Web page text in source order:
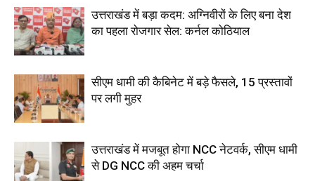
उत्तराखंड में बड़ा कदम: अग्निवीरों के लिए बना देश
का पहला रोजगार सेल: कर्नल कोठियाल
सीएम धामी की कैबिनेट में बड़े फैसले, 15 प्रस्तावों
पर लगी मुहर
उत्तराखंड में मजबूत होगा NCC नेटवर्क, सीएम धामी
से DG NCC की अहम चर्चा